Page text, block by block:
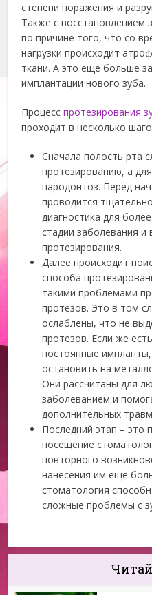
степени поражения и
Также с восстановлением
по причине того, что со
нагрузки происходит
ткани. А это еще больше
имплантации нового зуба.
Процесспротезирования
проходит в несколько
Сначала полость рта
протезированию, а
пародонтоз. Перед
проводится
диагностика для
стадии заболевания
протезирования.
Далее происходит
способа
такими проблемами
протезов. Это в том
ослаблены, что не
протезов. Если же
постоянные
остановить на
Они рассчитаны для
заболеванием и
дополнительных
Последний этап – это
посещение
повторного
нанесения им еще
стоматология
сложные проблемы с